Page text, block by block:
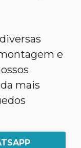
e
mais